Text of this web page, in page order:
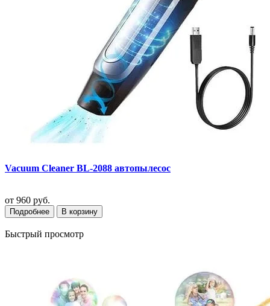
Vacuum Cleaner BL-2088 автопылесос
от 960 руб.
Подробнее В корзину
Быстрый просмотр